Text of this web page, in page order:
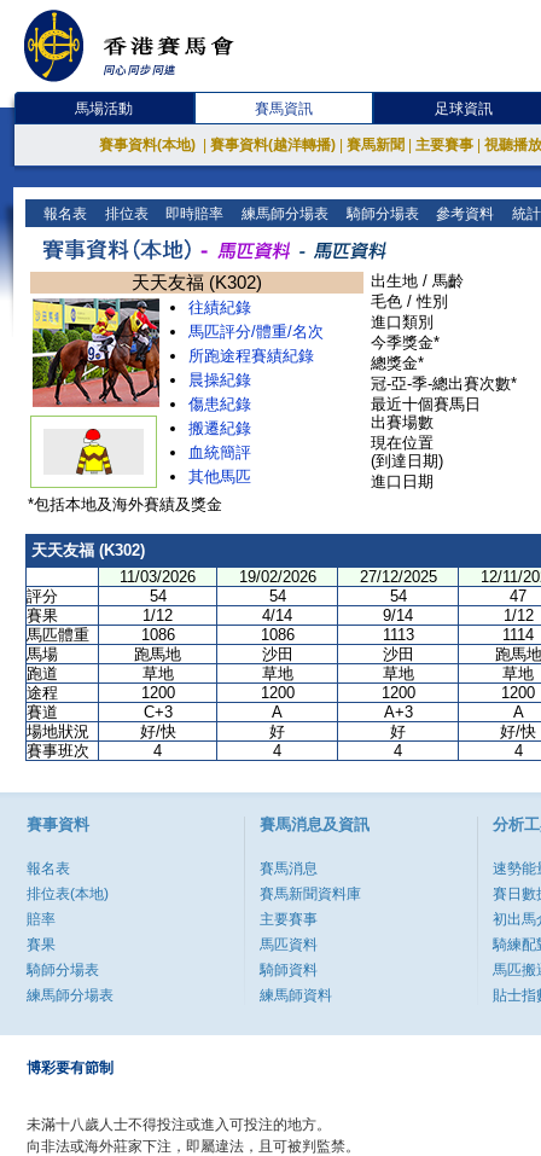
馬場活動 賽馬資訊 足球資訊
賽事資料(本地) 賽事資料(越洋轉播) 賽馬新聞 主要賽事 視聽播
報名表 排位表 即時賠率 練馬師分場表 騎師分場表 參考資料 統
天天友福 (K302)
往績紀錄
馬匹評分/體重/名次
所跑途程賽績紀錄
晨操紀錄
傷患紀錄
搬遷紀錄
血統簡評
其他馬匹
出生地 / 馬齡
毛色 / 性別
進口類別
今季獎金*
總獎金*
冠-亞-季-總出賽次數*
最近十個賽馬日
出賽場數
現在位置
(到達日期)
進口日期
*包括本地及海外賽績及獎金
天天友福 (K302)
11/03/2026
19/02/2026 27/12/2025
12/11/
評分
54 54 54
47
賽果
1/12 4/14 9/14
1/12
馬匹體重
1086 1086 1113
1114
馬場
跑馬地 沙田 沙田
跑馬地
跑道
草地 草地 草地
草地
途程
1200 1200 1200
1200
賽道
C+3 A A+3
A
場地狀況
好/快 好 好
好/快
賽事班次
4 4 4 4
賽事資料
報名表
排位表(本地)
賠率
賽果
騎師分場表
練馬師分場表
賽馬消息及資訊
賽馬消息
賽馬新聞資料庫
主要賽事
馬匹資料
騎師資料
練馬師資料
分析
速勢能
賽日數
初出馬
騎練配
馬匹搬
貼士指
博彩要有節制
未滿十八歲人士不得投注或進入可投注的地方。
向非法或海外莊家下注，即屬違法，且可被判監禁。